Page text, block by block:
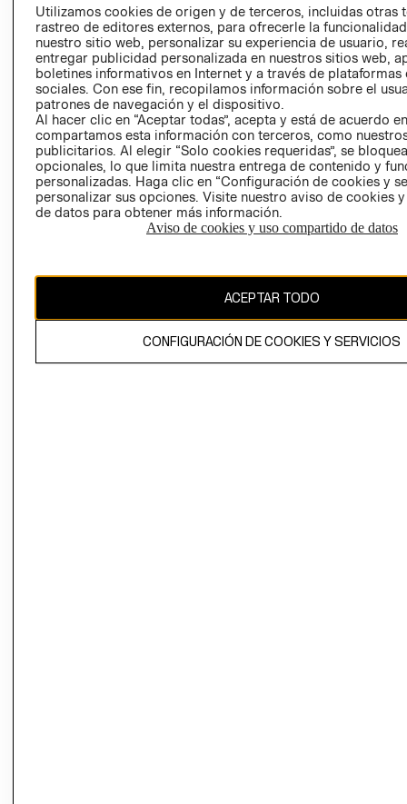
PRENSA
RELACIÓN CON
INVERSIONISTAS
POLÍTICA
EMPRESARIAL
- RETIRO EN
TIENDA
TÉRMINOS Y
CONDICIONES
AVISO DE
PRIVACIDAD
GIFT CARD
AVISO DE
CAMBIAR REGIÓN
Utilizamos cookies de origen y de terceros, incluidas otras
rastreo de editores externos, para ofrecerle la
nuestro sitio web, personalizar su experiencia de usuario,
entregar publicidad personalizada en nuestros sitios web,
boletines informativos en Internet y a través de plataformas
sociales. Con ese fin, recopilamos información sobre el
patrones de navegación y el dispositivo.
Al hacer clic en “Aceptar todas”, acepta y está de acuerdo
compartamos esta información con terceros, como
publicitarios. Al elegir “Solo cookies requeridas”, se
opcionales, lo que limita nuestra entrega de contenido y
personalizadas. Haga clic en “Configuración de cookies y
personalizar sus opciones. Visite nuestro aviso de cookies
de datos para obtener más información.
Aviso de cookies y uso compartido de datos
ACEPTAR TODO
CONFIGURACIÓN DE COOKIES Y SERVICIOS